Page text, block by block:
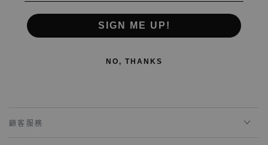
ワイズ：2E相当
素材：牛革、合成底
SIGN ME UP!
NO, THANKS
顧客服務